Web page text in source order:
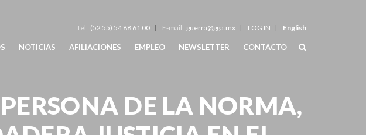
Tel : (52 55) 54 88 61 00 E-mail : guerra@gga.mx LOG IN English
NOTICIAS AFILIACIONES EMPLEO NEWSLETTER CONTACTO
DE LA NORMA,